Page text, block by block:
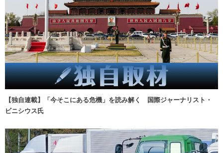
【独自連載】「今そこにある危機」を読み解く 国際ジャーナリスト・
ビニシウス氏